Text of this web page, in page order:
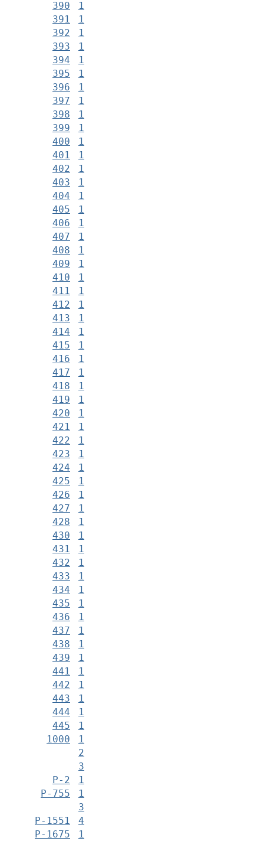
390
1
391
1
392
1
393
1
394
1
395
1
396
1
397
1
398
1
399
1
400
1
401
1
402
1
403
1
404
1
405
1
406
1
407
1
408
1
409
1
410
1
411
1
412
1
413
1
414
1
415
1
416
1
417
1
418
1
419
1
420
1
421
1
422
1
423
1
424
1
425
1
426
1
427
1
428
1
430
1
431
1
432
1
433
1
434
1
435
1
436
1
437
1
438
1
439
1
441
1
442
1
443
1
444
1
445
1
1000
1
2
3
Р-2
1
Р-755
1
3
Р-1551
4
Р-1675
1